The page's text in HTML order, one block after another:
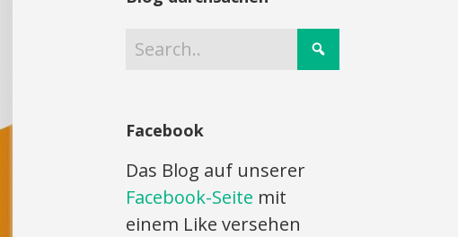
Facebook
Das Blog auf unserer
Facebook-Seite mit
einem Like versehen